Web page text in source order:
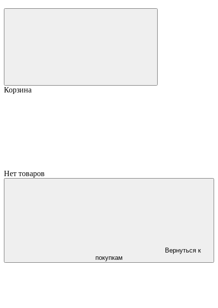
Корзина
Нет товаров
Вернуться к
покупкам